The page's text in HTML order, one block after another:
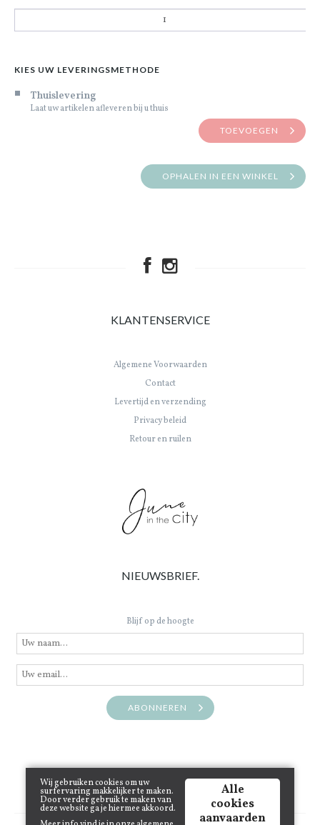
KIES UW LEVERINGSMETHODE
Thuislevering
Laat uw artikelen afleveren bij u thuis
TOEVOEGEN
OPHALEN IN EEN WINKEL
KLANTENSERVICE
Algemene Voorwaarden
Contact
Levertijd en verzending
Privacy beleid
Retour en ruilen
NIEUWSBRIEF.
Blijf op de hoogte
ABONNEREN
Wij gebruiken cookies om uw
surfervaring makkelijker te maken.
Door verder gebruik te maken van
deze website ga je hiermee akkoord.
Alle
cookies
aanvaarden